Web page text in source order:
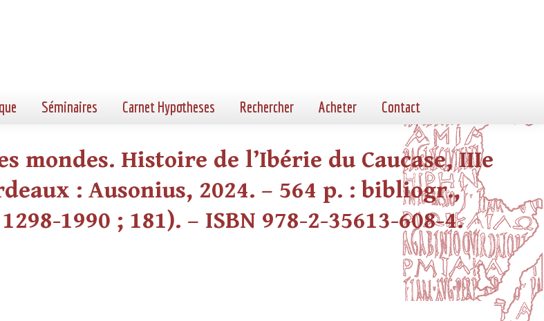
Séminaires Carnet Hypotheses Rechercher Acheter Contact
mondes. Histoire de l’Ibérie du Caucase, IIIe
: Ausonius, 2024. – 564 p. : bibliogr.,
1990 ; 181). – ISBN 978-2-35613-608-4.